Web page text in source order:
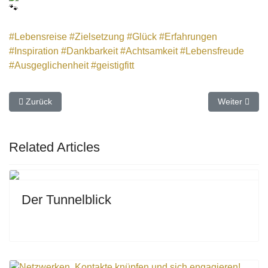
#Lebensreise #Zielsetzung #Glück #Erfahrungen
#Inspiration #Dankbarkeit #Achtsamkeit #Lebensfreude
#Ausgeglichenheit #geistigfitt
Vorheriger Beitrag: Meine geschichtliche Faszination
Zurück Nächster
Weiter
Related Articles
Der Tunnelblick